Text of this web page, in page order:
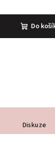
Do
Diskuze